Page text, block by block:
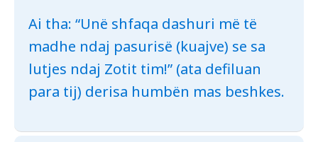
Ai tha: “Unë shfaqa dashuri më të
madhe ndaj pasurisë (kuajve) se sa
lutjes ndaj Zotit tim!” (ata defiluan
para tij) derisa humbën mas beshkes.